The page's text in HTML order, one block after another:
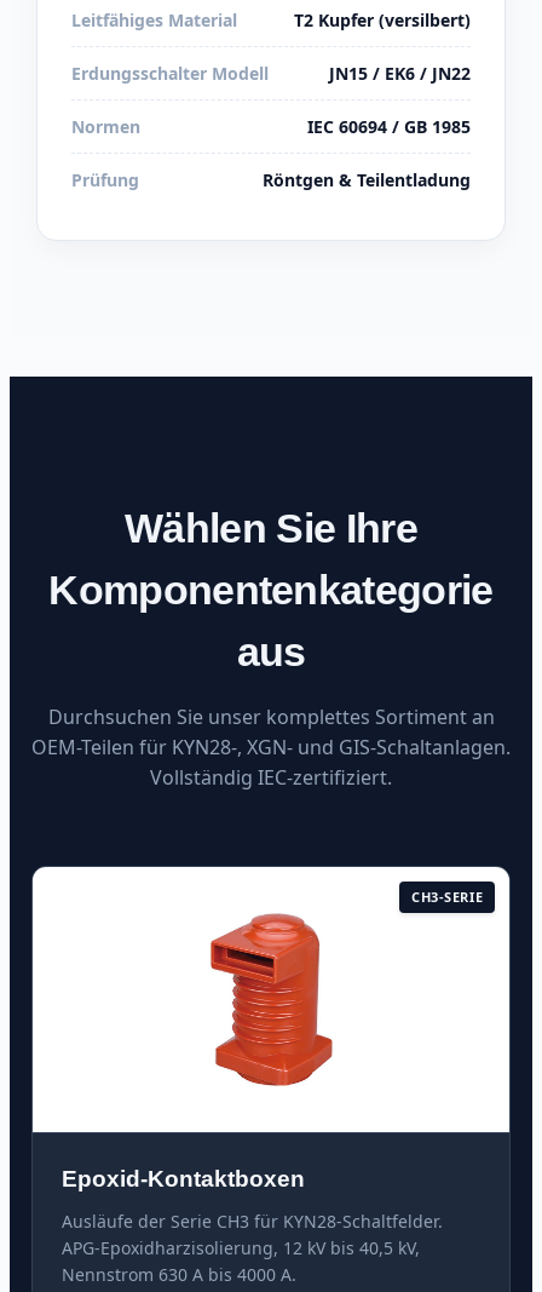
Leitfähiges Material T2 Kupfer (versilbert)
Erdungsschalter Modell JN15 / EK6 / JN22
Normen IEC 60694 / GB 1985
Prüfung Röntgen & Teilentladung
Wählen Sie Ihre
Komponentenkategorie
aus
Durchsuchen Sie unser komplettes Sortiment an
OEM-Teilen für KYN28-, XGN- und GIS-Schaltanlagen.
Vollständig IEC-zertifiziert.
CH3-SERIE
Epoxid-Kontaktboxen
Ausläufe der Serie CH3 für KYN28-Schaltfelder.
APG-Epoxidharzisolierung, 12 kV bis 40,5 kV,
Nennstrom 630 A bis 4000 A.